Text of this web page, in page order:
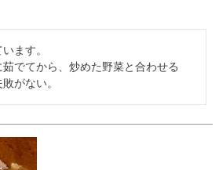
ます。
でてから、炒めた野菜と合わせる
がない。